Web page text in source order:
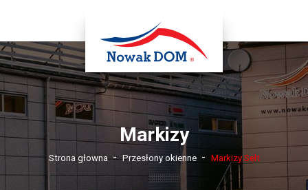
Markizy
Strona głowna - Przesłony okienne - Markizy Selt